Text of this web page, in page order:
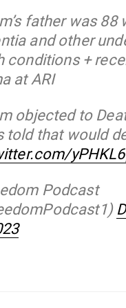
father was 88
and other
con­di­tions +
at ARI
objected to
told that would
Podcast